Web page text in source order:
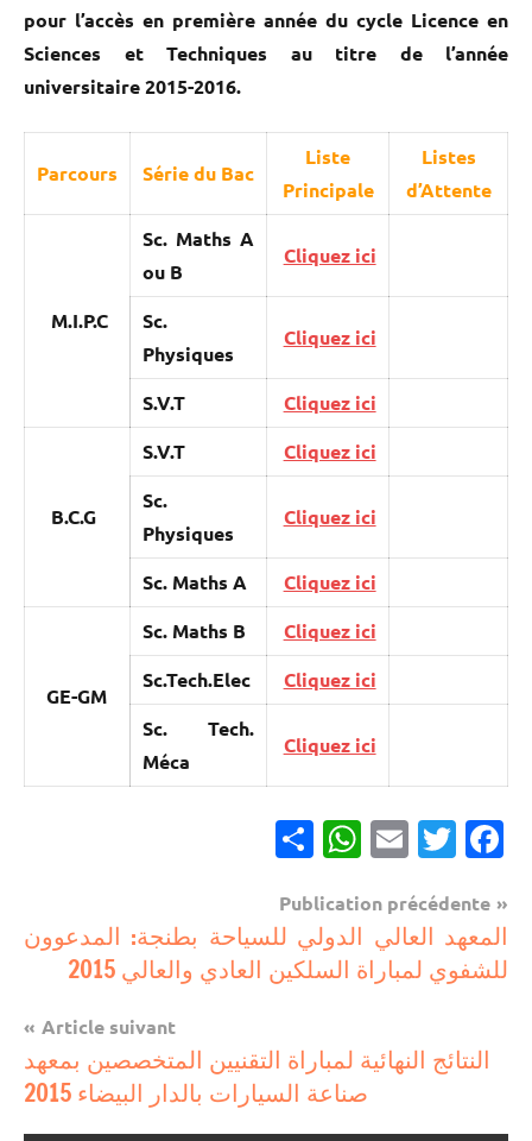
pour l’accès en première année du cycle Licence en
Sciences et Techniques au titre de l’année
universitaire 2015-2016.
Parcours Série du Bac
Liste
Principale
Listes
d’Attente
M.I.P.C
Sc. Maths A
ou B
Cliquez ici
Sc.
Physiques
Cliquez ici
S.V.T Cliquez ici
B.C.G
S.V.T
Cliquez ici
Sc.
Physiques
Cliquez ici
Sc. Maths A Cliquez ici
GE-GM
Sc. Maths B
Cliquez ici
Sc.Tech.Elec
Cliquez ici
Sc. Tech.
Méca
Cliquez ici
Facebook
Twitter
Email
WhatsApp
مباريات
دونه
Navigation
de
l’article
Publication précédente
المعهد العالي الدولي للسياحة بطنجة: المدعوون
للشفوي لمباراة السلكين العادي والعالي 2015
Article suivant
النتائج النهائية لمباراة التقنيين المتخصصين بمعهد
صناعة السيارات بالدار البيضاء 2015